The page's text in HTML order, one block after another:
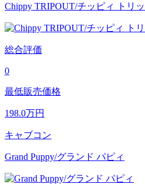
Chippy TRIPOUT/チッピィ トリ
総合評価
0
最低販売価格
198.0万円
キャブコン
Grand Puppy/グランド パピィ